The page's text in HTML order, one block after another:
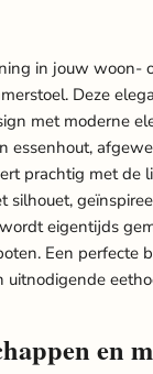
in jouw woon-
Deze
met moderne
essenhout,
prachtig met de
silhouet,
eigentijds
Een perfecte
uitnodigende
en